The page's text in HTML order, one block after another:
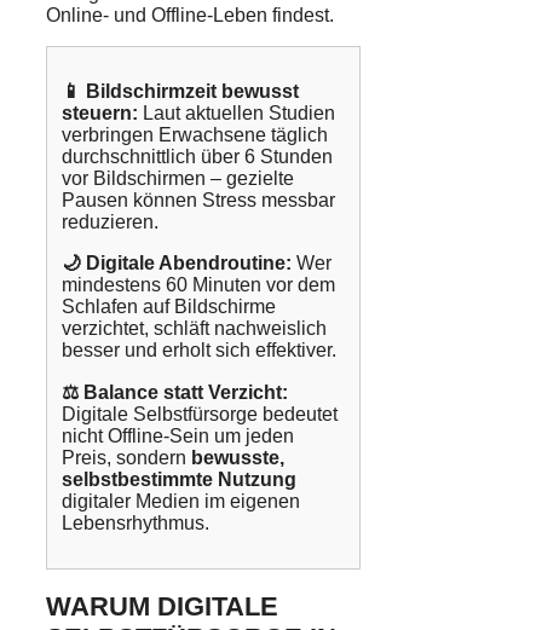
Online- und Offline-Leben findest.
📱 Bildschirmzeit bewusst
steuern: Laut aktuellen Studien
verbringen Erwachsene täglich
durchschnittlich über 6 Stunden
vor Bildschirmen – gezielte
Pausen können Stress messbar
reduzieren.
🌙 Digitale Abendroutine: Wer
mindestens 60 Minuten vor dem
Schlafen auf Bildschirme
verzichtet, schläft nachweislich
besser und erholt sich effektiver.
⚖️ Balance statt Verzicht:
Digitale Selbstfürsorge bedeutet
nicht Offline-Sein um jeden
Preis, sondern bewusste,
selbstbestimmte Nutzung
digitaler Medien im eigenen
Lebensrhythmus.
WARUM DIGITALE